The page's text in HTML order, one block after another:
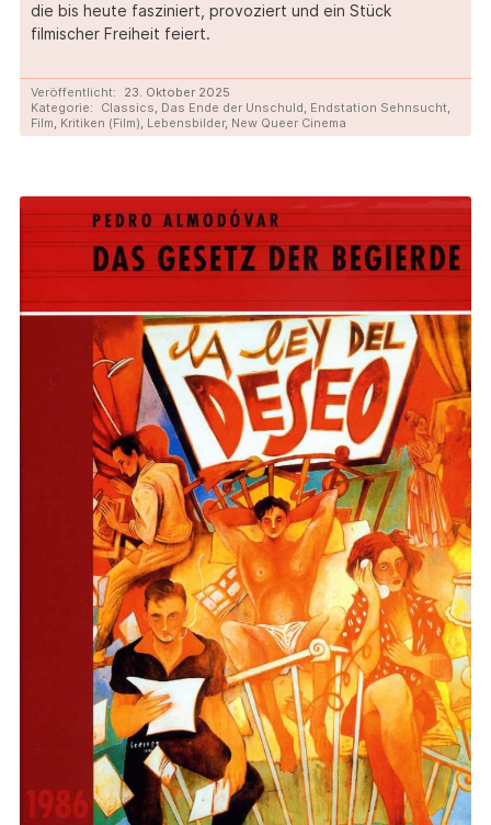
die bis heute fasziniert, provoziert und ein Stück
filmischer Freiheit feiert.
Veröffentlicht:
23. Oktober 2025
Kategorie:
Classics, Das Ende der Unschuld, Endstation Sehnsucht,
Film, Kritiken (Film), Lebensbilder, New Queer Cinema